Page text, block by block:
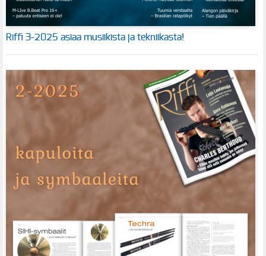
Riffi 3-2025 asiaa musiikista ja tekniikasta!